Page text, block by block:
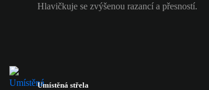
Hlavičkuje se zvýšenou razancí a přesností.
Umístěná střela